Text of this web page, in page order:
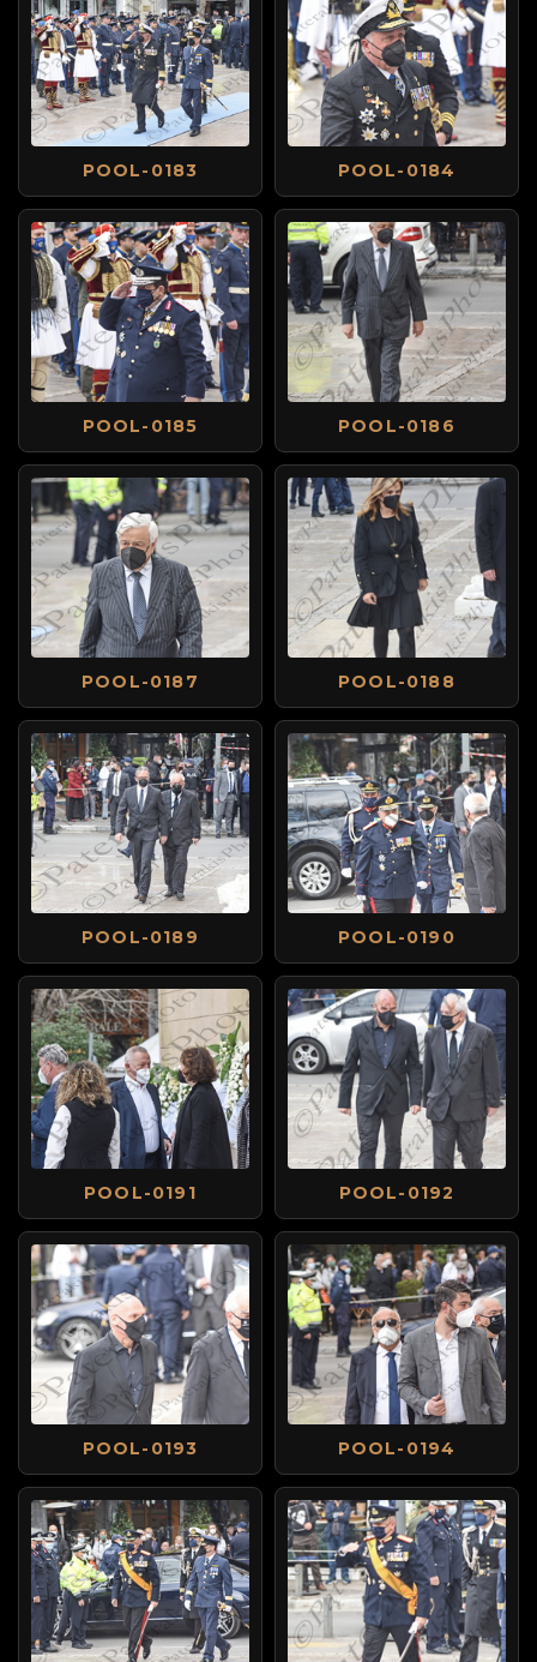
POOL-0183 POOL-0184
POOL-0185 POOL-0186
POOL-0187 POOL-0188
POOL-0189 POOL-0190
POOL-0191 POOL-0192
POOL-0193 POOL-0194